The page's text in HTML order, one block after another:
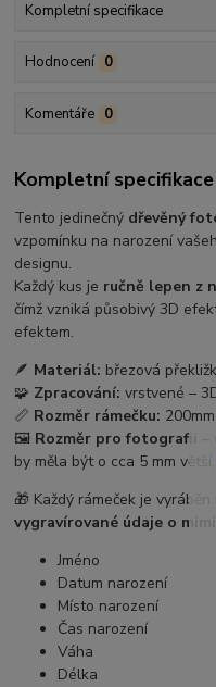
Kompletní specifikace
Hodnocení 0
Komentáře 0
Kompletní specifikace
Tento jedinečný dřevěný
vzpomínku na narození
designu.
Každý kus je ručně lepen z
čímž vzniká působivý 3D
efektem.
🪶 Materiál: březová
🧩 Zpracování: vrstvené –
📏 Rozměr rámečku:
🖼️ Rozměr pro fotografii
by měla být o cca 5 mm
🎁 Každý rámeček je
vygravírované údaje o
Jméno
Datum narození
Místo narození
Čas narození
Váha
Délka